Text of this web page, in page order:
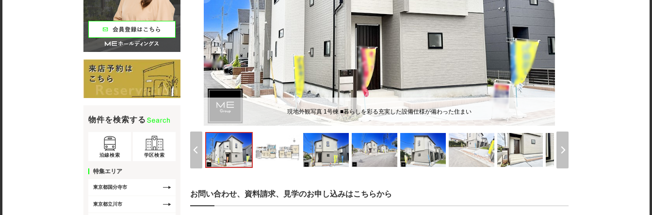
現地外観写真 1号棟 ■暮らしを彩る充実した設備仕様が備わった住まい
お問い合わせ、資料請求、見学のお申し込みはこちらから
物件を検索する
沿線検索 学区検索
特集エリア
東京都国分寺市
東京都立川市